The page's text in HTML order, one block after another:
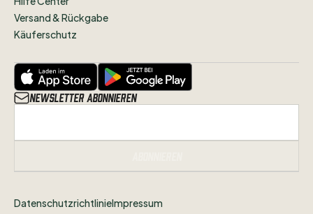
Versand & Rückgabe
Käuferschutz
Newsletter abonnieren
DatenschutzrichtlinieImpressum